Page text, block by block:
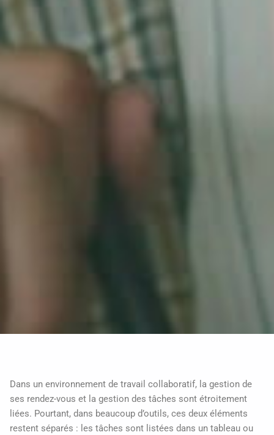
Dans un environnement de travail collaboratif, la gestion de
ses rendez-vous et la gestion des tâches sont étroitement
liées. Pourtant, dans beaucoup d’outils, ces deux éléments
restent séparés : les tâches sont listées dans un tableau ou